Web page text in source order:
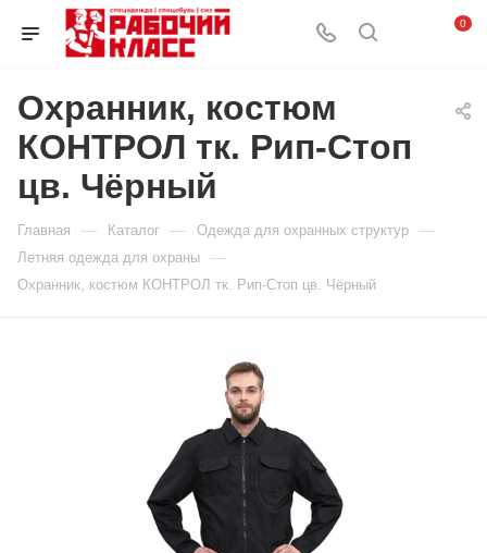
0
Охранник, костюм
КОНТРОЛ тк. Рип-Стоп
цв. Чёрный
Главная — Каталог — Одежда для охранных структур —
Летняя одежда для охраны —
Охранник, костюм КОНТРОЛ тк. Рип-Стоп цв. Чёрный